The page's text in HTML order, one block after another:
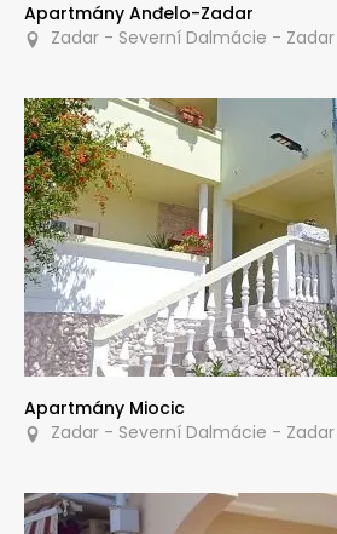
Apartmány Anđelo-Zadar
Zadar - Severní Dalmácie - Zadar
Apartmány Miocic
Zadar - Severní Dalmácie - Zadar